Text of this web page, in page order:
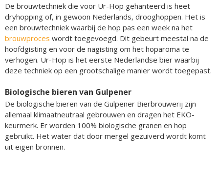
De brouwtechniek die voor Ur-Hop gehanteerd is heet
dryhopping of, in gewoon Nederlands, drooghoppen. Het is
een brouwtechniek waarbij de hop pas een week na het
brouwproces wordt toegevoegd. Dit gebeurt meestal na de
hoofdgisting en voor de nagisting om het hoparoma te
verhogen. Ur-Hop is het eerste Nederlandse bier waarbij
deze techniek op een grootschalige manier wordt toegepast.
Biologische bieren van Gulpener
De biologische bieren van de Gulpener Bierbrouwerij zijn
allemaal klimaatneutraal gebrouwen en dragen het EKO-
keurmerk. Er worden 100% biologische granen en hop
gebruikt. Het water dat door mergel gezuiverd wordt komt
uit eigen bronnen.